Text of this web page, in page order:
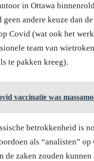
in Ottawa
geen andere keuze dan
Covid (wat ook het
team van
te pakken kreeg).
vaccinatie was
betrokkenheid is
als “analisten” op
de zaken zouden